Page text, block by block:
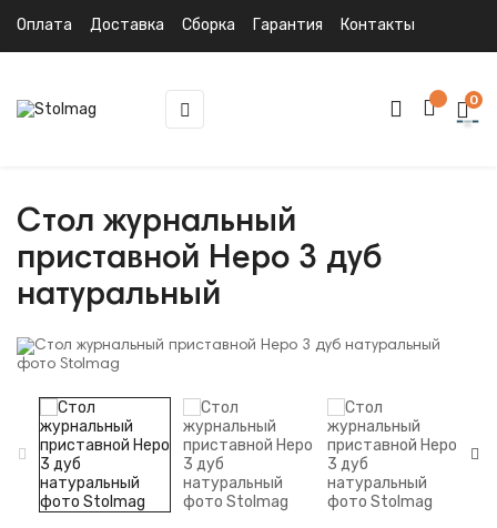
Оплата Доставка Сборка Гарантия Контакты
Toggle
navigation
☰ 0
Стол журнальный
приставной Неро 3 дуб
натуральный